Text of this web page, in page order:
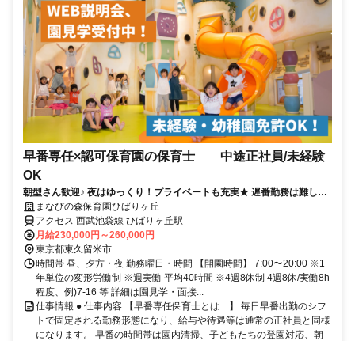
早番専任×認可保育園の保育士 中途正社員/未経験
OK
朝型さん歓迎♪ 夜はゆっくり！プライベートも充実★ 遅番勤務は難しい
けど正社員で働きたい方！
まなびの森保育園ひばりヶ丘
アクセス 西武池袋線 ひばりヶ丘駅
月給230,000円～260,000円
東京都東久留米市
時間帯 昼、夕方・夜 勤務曜日・時間 【開園時間】 7:00〜20:00 ※1
年単位の変形労働制 ※週実働 平均40時間 ※4週8休制 4週8休/実働8h
程度、例)7-16 等 詳細は園見学・面接...
仕事情報 ● 仕事内容 【早番専任保育士とは…】 毎日早番出勤のシフ
トで固定される勤務形態になり、給与や待遇等は通常の正社員と同様
になります。 早番の時間帯は園内清掃、子どもたちの登園対応、朝